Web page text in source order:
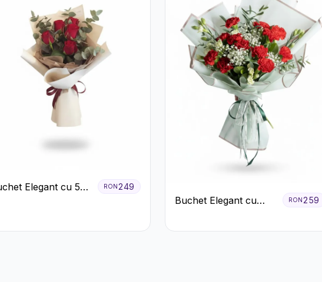
Elegant cu 5
RON 249
Buchet Elegant cu
Floarea Miresei
RON259